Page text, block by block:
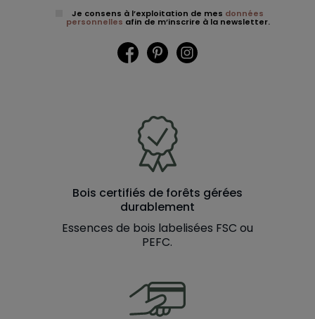
Je consens à l’exploitation de mes données
personnelles afin de m’inscrire à la newsletter.
FacebookPinterest
Bois certifiés de forêts gérées
durablement
Essences de bois labelisées FSC ou
PEFC.